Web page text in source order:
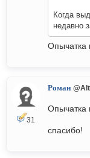
Когда
недавно
Опычатка
31
Роман
Опычатка
спасибо!